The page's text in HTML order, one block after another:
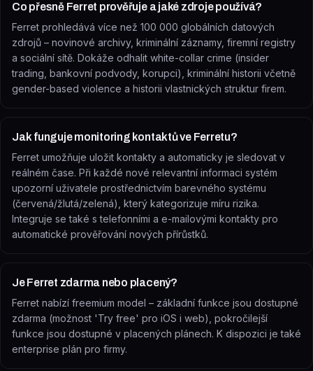
Co přesně Ferret prověřuje a jaké zdroje používá?
Ferret prohledává více než 100 000 globálních datových
zdrojů – novinové archivy, kriminální záznamy, firemní registry
a sociální sítě. Dokáže odhalit white-collar crime (insider
trading, bankovní podvody, korupci), kriminální historii včetně
gender-based violence a historii vlastnických struktur firem.
Jak funguje monitoring kontaktů ve Ferretu?
Ferret umožňuje uložit kontakty a automaticky je sledovat v
reálném čase. Při každé nové relevantní informaci systém
upozorní uživatele prostřednictvím barevného systému
(červená/žlutá/zelená), který kategorizuje míru rizika.
Integruje se také s telefonními a e-mailovými kontakty pro
automatické prověřování nových přírůstků.
Je Ferret zdarma nebo placený?
Ferret nabízí freemium model – základní funkce jsou dostupné
zdarma (možnost 'Try free' pro iOS i web), pokročilejší
funkce jsou dostupné v placených plánech. K dispozici je také
enterprise plán pro firmy.